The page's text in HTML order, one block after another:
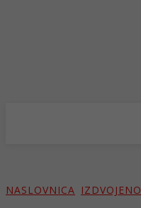
NASLOVNICA IZDVOJENO